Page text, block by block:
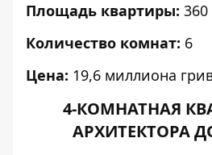
Площадь квартиры: 360
Количество комнат: 6
Цена: 19,6 миллиона
4-КОМНАТНАЯ
АРХИТЕКТОРА